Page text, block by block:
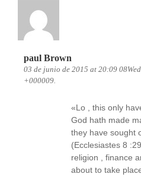
paul Brown
03 de junio de 2015 at 20:09
+000009.
«Lo , this only
God hath made
they have sought
(Ecclesiastes 8
religion , finance
about to take